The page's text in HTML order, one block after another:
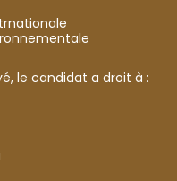
le candidat a droit à :